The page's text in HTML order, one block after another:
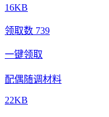
16KB
领取数 739
一键领取
配偶随调材料
22KB